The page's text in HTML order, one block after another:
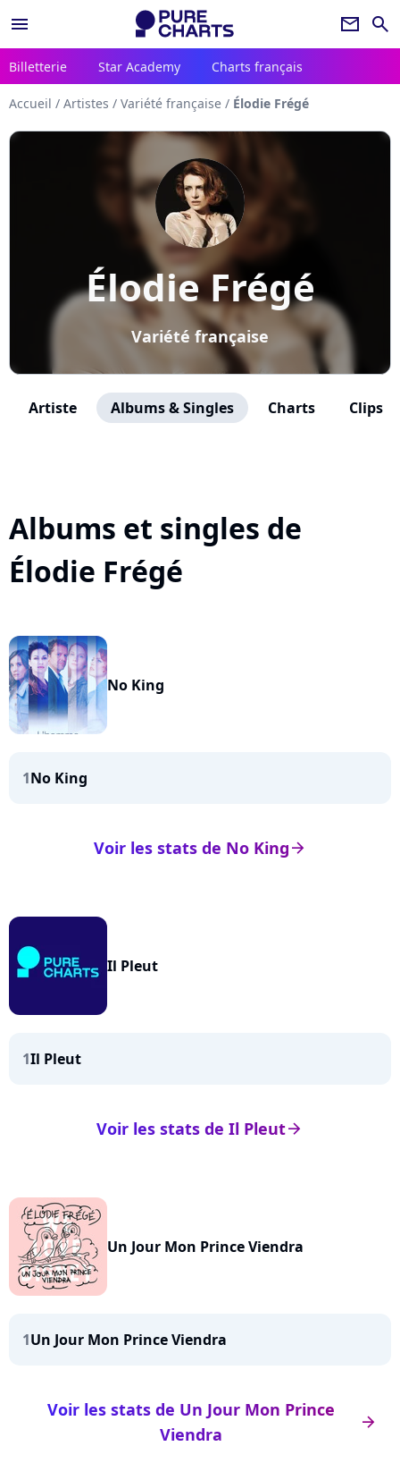
menu newsletter search
Billetterie Star Academy Charts français
Accueil / Artistes / Variété française / Élodie Frégé
Élodie Frégé
Variété française
Artiste Albums & Singles Charts Clips
Albums et singles de
Élodie Frégé
No King
1No King
arrow_right
Voir les stats de No King
Il Pleut
1Il Pleut
arrow_right
Voir les stats de Il Pleut
Un Jour Mon Prince Viendra
1Un Jour Mon Prince Viendra
arrow_right
Voir les stats de Un Jour Mon Prince
Viendra